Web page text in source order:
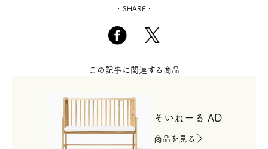
SHARE
この記事に関連する商品
そいねーる AD
商品を見る